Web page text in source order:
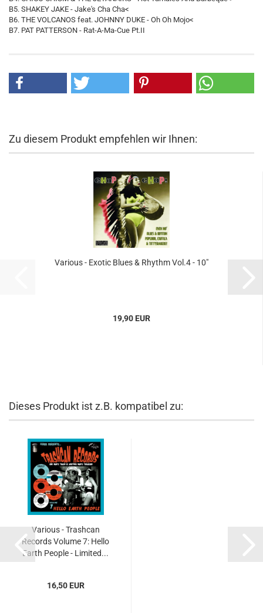
B5. SHAKEY JAKE - Jake's Cha Cha<
B6. THE VOLCANOS feat. JOHNNY DUKE - Oh Oh Mojo<
B7. PAT PATTERSON - Rat-A-Ma-Cue Pt.II
Zu diesem Produkt empfehlen wir Ihnen:
Various - Exotic Blues & Rhythm Vol.4 - 10"
19,90 EUR
Dieses Produkt ist z.B. kompatibel zu:
Various - Trashcan
Records Volume 7: Hello
Earth People - Limited...
16,50 EUR